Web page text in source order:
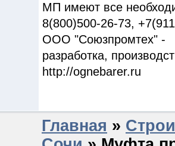
МП имеют все
8(800)500-26-73,
ООО "Союзпромтех" -
разработка,
http://ognebarer.ru
Главная »